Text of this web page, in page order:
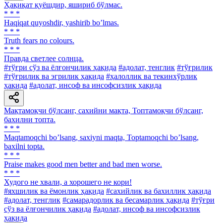
Ҳақиқат қуёшдир, яшириб бўлмас.
* * *
Haqiqat quyoshdir, yashirib boʼlmas.
* * *
Truth fears no colours.
* * *
Правда светлее солнца.
#тўғри сўз ва ёлғончилик ҳақида #адолат, тенглик #тўғрилик
#тўғрилик ва эгрилик ҳақида #ҳалоллик ва текинхўрлик
ҳақида #адолат, инсоф ва инсофсизлик ҳақида
Мақтамоқчи бўлсанг, сахийни мақта, Топтамоқчи бўлсанг,
бахилни топта.
* * *
Maqtamoqchi boʼlsang, saxiyni maqta, Toptamoqchi boʼlsang,
baxilni topta.
* * *
Praise makes good men better and bad men worse.
* * *
Худого не хвали, а хорошего не кори!
#яхшилик ва ёмонлик ҳақида #сахийлик ва бахиллик ҳақида
#адолат, тенглик #самарадорлик ва бесамарлик ҳақида #тўғри
сўз ва ёлғончилик ҳақида #адолат, инсоф ва инсофсизлик
ҳақида